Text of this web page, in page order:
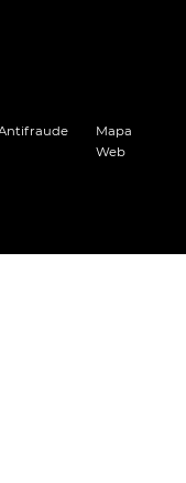
Mapa
Web